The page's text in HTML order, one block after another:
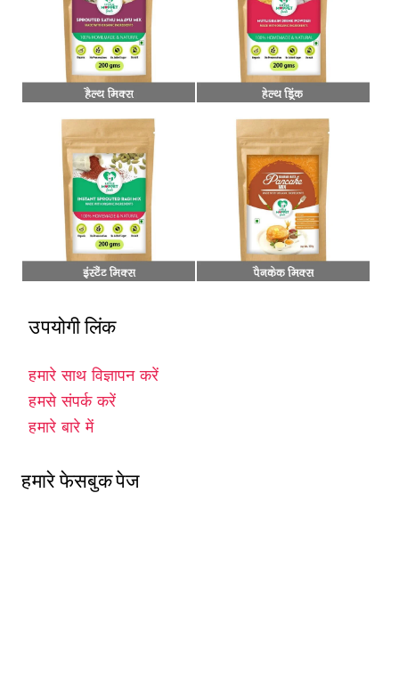
उपयोगी लिंक
हमारे साथ विज्ञापन करें
हमसे संपर्क करें
हमारे बारे में
हमारे फेसबुक पेज